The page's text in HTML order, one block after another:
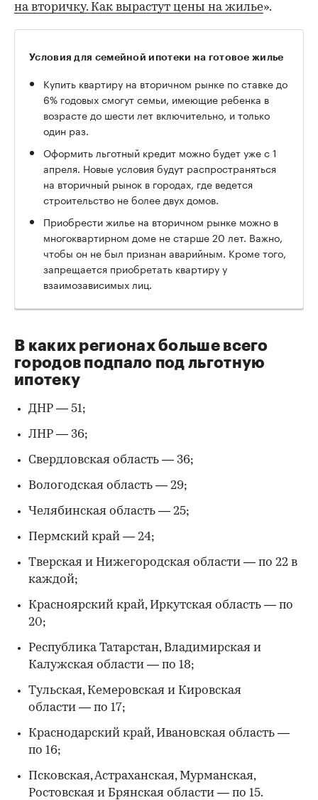
на вторичку. Как вырастут цены на жилье».
Условия для семейной ипотеки на готовое жилье
Купить квартиру на вторичном рынке по ставке до
6% годовых смогут семьи, имеющие ребенка в
возрасте до шести лет включительно, и только
один раз.
Оформить льготный кредит можно будет уже с 1
апреля. Новые условия будут распространяться
на вторичный рынок в городах, где ведется
строительство не более двух домов.
Приобрести жилье на вторичном рынке можно в
многоквартирном доме не старше 20 лет. Важно,
чтобы он не был признан аварийным. Кроме того,
запрещается приобретать квартиру у
взаимозависимых лиц.
В каких регионах больше всего
городов подпало под льготную
ипотеку
ДНР — 51;
ЛНР — 36;
Свердловская область — 36;
Вологодская область — 29;
Челябинская область — 25;
Пермский край — 24;
Тверская и Нижегородская области — по 22 в
каждой;
Красноярский край, Иркутская область — по
20;
Республика Татарстан, Владимирская и
Калужская области — по 18;
Тульская, Кемеровская и Кировская
области — по 17;
Краснодарский край, Ивановская область —
по 16;
Псковская, Астраханская, Мурманская,
Ростовская и Брянская области — по 15.